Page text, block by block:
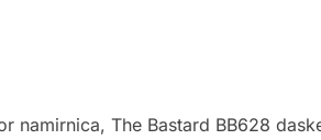
namirnica, The Bastard BB628